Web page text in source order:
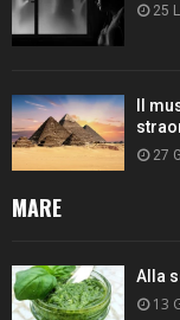
25
Il
27
MARE
Alla
13